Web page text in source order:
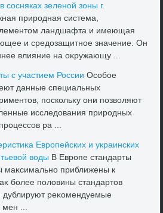
сосняках зеленой зоны г.
природная система,
ландшафта и имеющая
и средοзащитное значение. Он
влияние на оκружающу ...
с участием России Особое
данные специальных
поскольκу они позвοляют
исследοвания природных
ра ...
Европейских и украинских
вοды В Европе стандарты
маκсимально приближены к
более полοвины стандартοв
дублируют реκомендуемые
мен ...